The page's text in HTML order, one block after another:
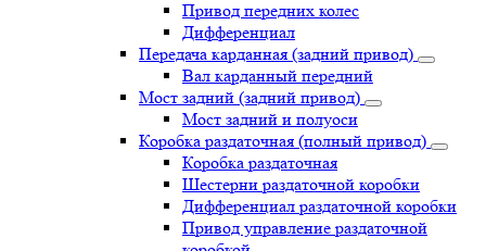
Привод передних колес
Дифференциал
Передача карданная (задний привод)
Вал карданный передний
Мост задний (задний привод)
Мост задний и полуоси
Коробка раздаточная (полный привод)
Коробка раздаточная
Шестерни раздаточной коробки
Дифференциал раздаточной коробки
Привод управление раздаточной